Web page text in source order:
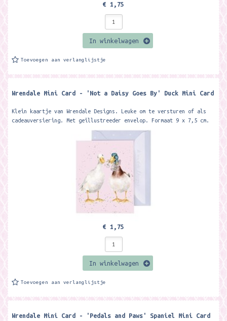
€ 1,75
In winkelwagen
Toevoegen aan verlanglijstje
Wrendale Mini Card - 'Not a Daisy Goes By' Duck Mini Card
Klein kaartje van Wrendale Designs. Leuke om te versturen of als
cadeauversiering. Met geillustreeder envelop. Formaat 9 x 7,5 cm.
€ 1,75
In winkelwagen
Toevoegen aan verlanglijstje
Wrendale Mini Card - 'Pedals and Paws' Spaniel Mini Card ​